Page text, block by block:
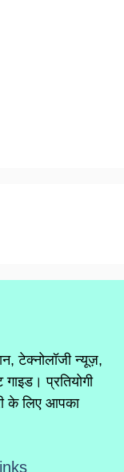
टेक्नोलॉजी न्यूज़,
प्रतियोगी
के लिए आपका